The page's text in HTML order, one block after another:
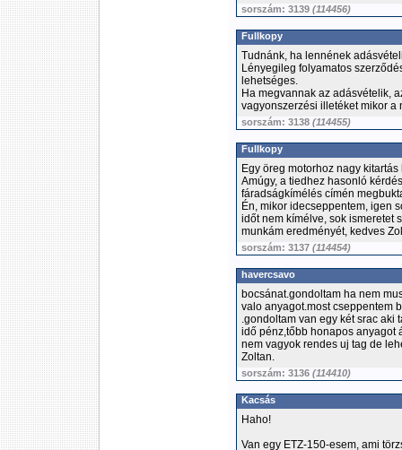
sorszám: 3139 (114456)
Fullkopy
Tudnánk, ha lennének
Lényegileg folyamatos
lehetséges.
Ha megvannak az adásvételik,
vagyonszerzési illetéket mikor a
sorszám: 3138 (114455)
Fullkopy
Egy öreg motorhoz nagy
Amúgy, a tiedhez hasonló
fáradságkímélés címén
Én, mikor idecseppentem, igen
időt nem kímélve, sok ismeretet
munkám eredményét, kedves
sorszám: 3137 (114454)
havercsavo
bocsánat.gondoltam ha nem
valo anyagot.most cseppentem
.gondoltam van egy két srac
idő pénz,tőbb honapos anyagot
nem vagyok rendes uj tag de
Zoltan.
sorszám: 3136 (114410)
Kacsás
Haho!
Van egy ETZ-150-esem, ami